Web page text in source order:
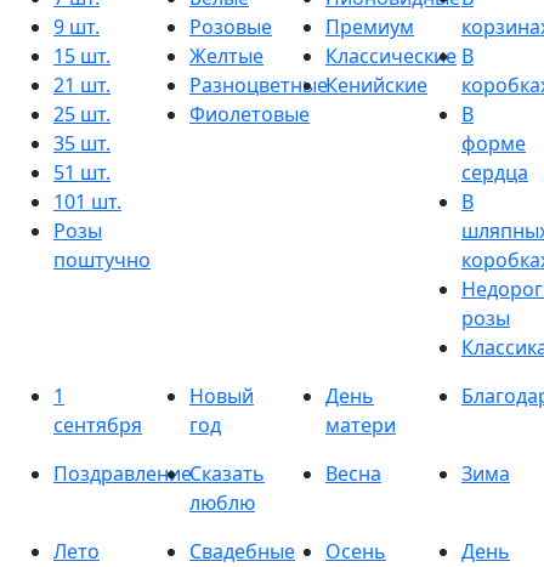
9 шт.
15 шт.
21 шт.
25 шт.
35 шт.
51 шт.
101 шт.
Розы
поштучно
Розовые
Желтые
Разноцветные
Фиолетовые
Премиум
Классические
Кенийские
В
В
форме
сердца
В
розы
1
сентября
Новый
год
День
матери
ПоздравлениеСказать
люблю
Весна Зима
Лето
Свадебные
Осень
День